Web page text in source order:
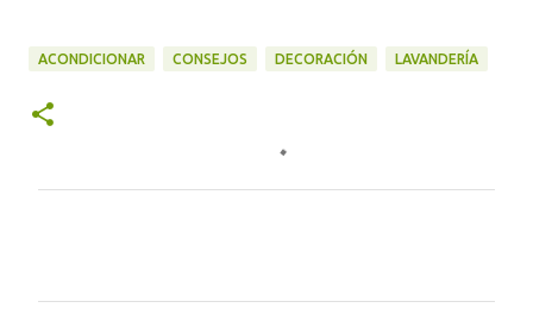
ACONDICIONAR CONSEJOS DECORACIÓN LAVANDERÍA